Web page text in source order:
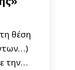
θέση
την…